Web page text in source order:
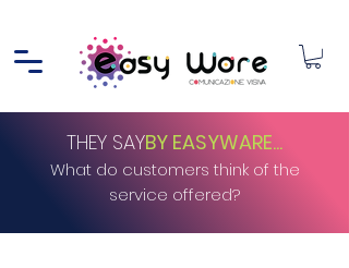
THEY SAYBY EASYWARE...
What do customers think of the
service offered?